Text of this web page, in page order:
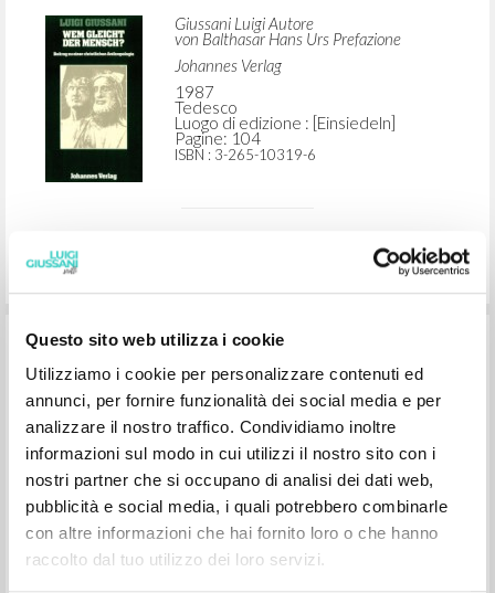
Questo sito web utilizza i cookie
Utilizziamo i cookie per personalizzare contenuti ed
annunci, per fornire funzionalità dei social media e per
analizzare il nostro traffico. Condividiamo inoltre
informazioni sul modo in cui utilizzi il nostro sito con i
nostri partner che si occupano di analisi dei dati web,
pubblicità e social media, i quali potrebbero combinarle
con altre informazioni che hai fornito loro o che hanno
raccolto dal tuo utilizzo dei loro servizi.
Giussani Luigi Autore
von Balthasar Hans Urs Prefazione
Johannes Verlag
1987
Tedesco
Luogo di edizione : [Einsiedeln]
Pagine: 104
ISBN : 3-265-10319-6
Das Wagnis der Erziehung: Zur
christlichen Erfahrung
Giussani Luigi Autore
Lobkowicz Nikolaus Prefazione
EOS
1996
Tedesco
Luogo di edizione : St. Ottilien
Pagine: 96